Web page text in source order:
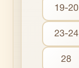
19-20
23-24
28